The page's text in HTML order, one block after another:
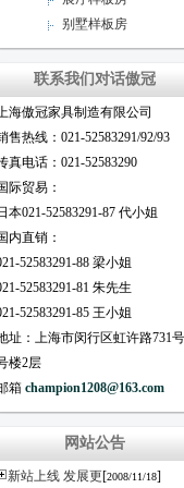
别墅样板房
联系我们对话傲冠
海傲冠家具制造有限公司
售热线：021-52583291/92/93
真电话：021-52583290
际贸易：
本021-52583291-87 代小姐
内直销：
52583291-88 梁小姐
52583291-81 朱先生
52583291-85 王小姐
址：上海市闵行区虹许路731
楼2层
箱 champion1208@163.com
网站公告
新站上线 发展更[2008/11/18]